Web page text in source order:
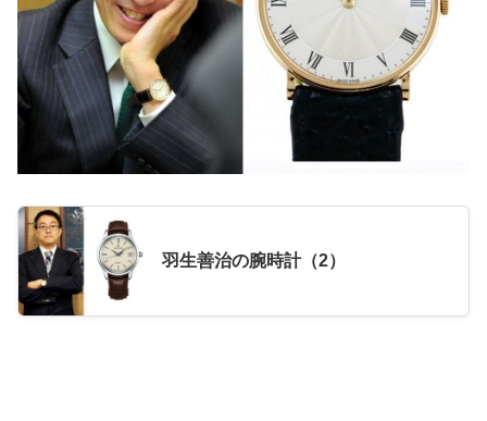
羽生善治の腕時計（2）